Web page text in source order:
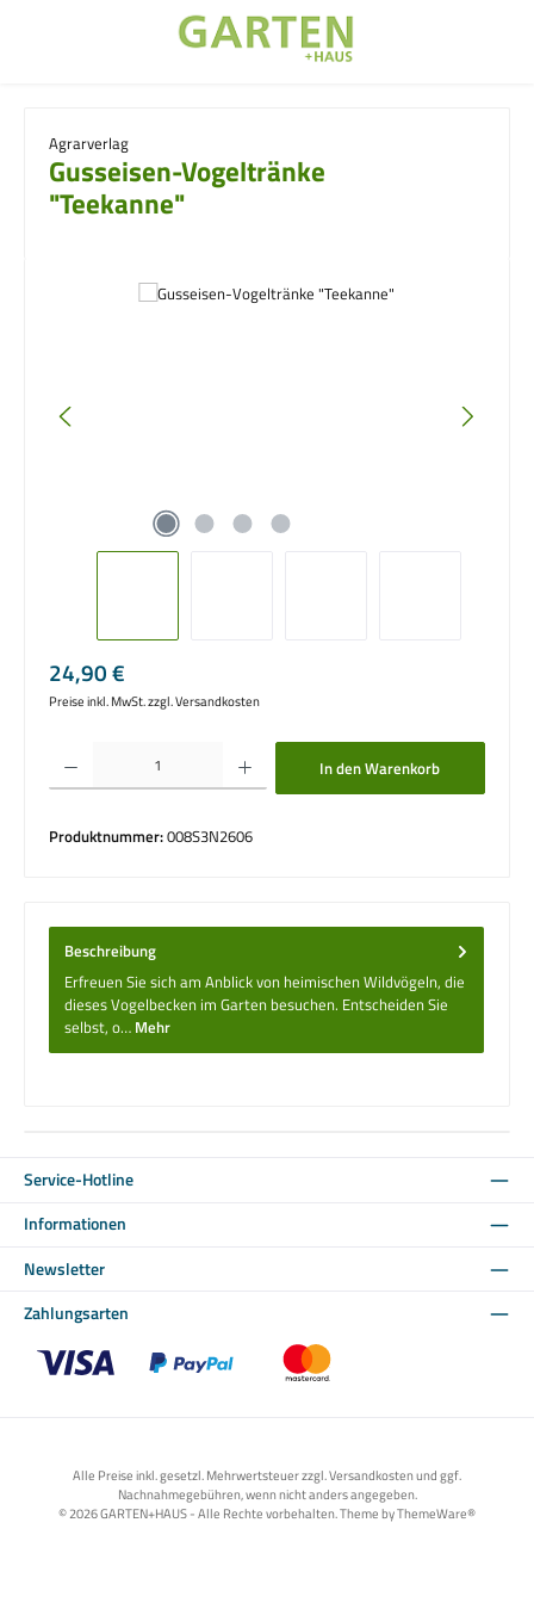
Agrarverlag
Gusseisen-Vogeltränke
"Teekanne"
Bildergalerie überspringen
Regulärer Preis:
24,90 €
Preise inkl. MwSt. zzgl. Versandkosten
Produkt Anzahl: Gib den gewünschten Wert ein oder benutze die Schaltflächen um
In den Warenkorb
Produktnummer:008S3N2606
Beschreibung
Erfreuen Sie sich am Anblick von heimischen Wildvögeln, die
dieses Vogelbecken im Garten besuchen. Entscheiden Sie
selbst, o… Mehr
Service-Hotline
Informationen
Newsletter
Zahlungsarten
Alle Preise inkl. gesetzl. Mehrwertsteuer zzgl. Versandkosten und ggf.
Nachnahmegebühren, wenn nicht anders angegeben.
© 2026 GARTEN+HAUS - Alle Rechte vorbehalten. Theme byThemeWare®